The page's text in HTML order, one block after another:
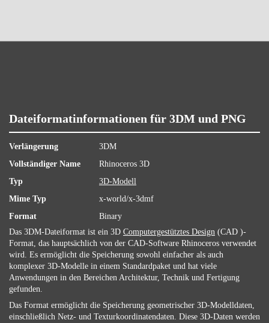
Dateiformatinformationen für 3DM und PNG
Verlängerung
3DM
Vollständiger Name
Rhinoceros 3D
Typ
3D-Modell
Mime Typ
x-world/x-3dmf
Format
Binary
Das 3DM-Dateiformat ist ein 3D Computergestütztes Design (CAD )-
Format, das hauptsächlich von der CAD-Software Rhinoceros verwendet
wird. Es ermöglicht die Speicherung sowohl einfacher als auch
komplexer 3D-Modelle in einem Standardpaket und hat viele
Anwendungen in den Bereichen Architektur, Technik und Fertigung
gefunden.
Das Format ermöglicht die Speicherung geometrischer 3D-Modelldaten,
einschließlich Netz- und Texturkoordinatendaten. Diese 3D-Daten werden